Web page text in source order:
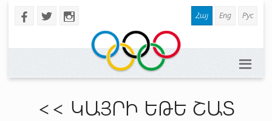
b a x Հայ Eng Рус
<< ԿԱՅՐԻ ԵԹԵ ՇԱՏ